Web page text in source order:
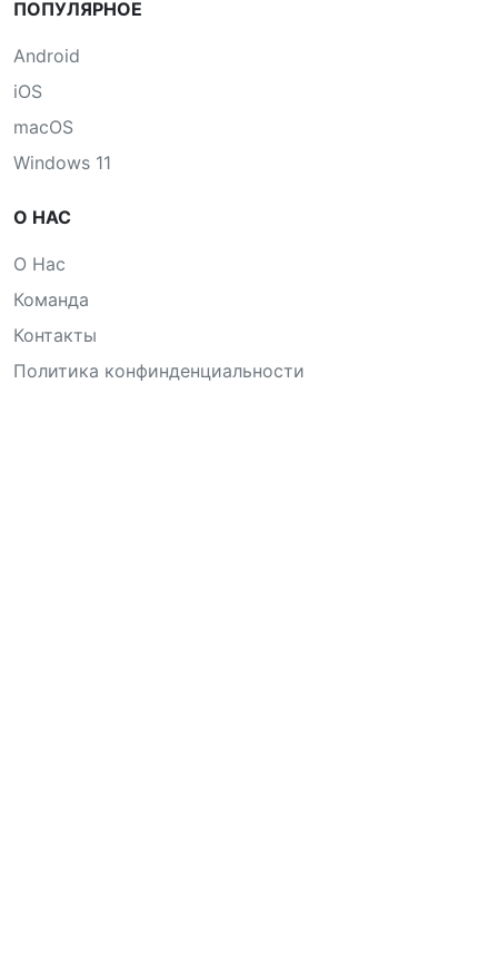
ПОПУЛЯРНОЕ
Android
iOS
macOS
Windows 11
О НАС
О Нас
Команда
Контакты
Политика конфинденциальности